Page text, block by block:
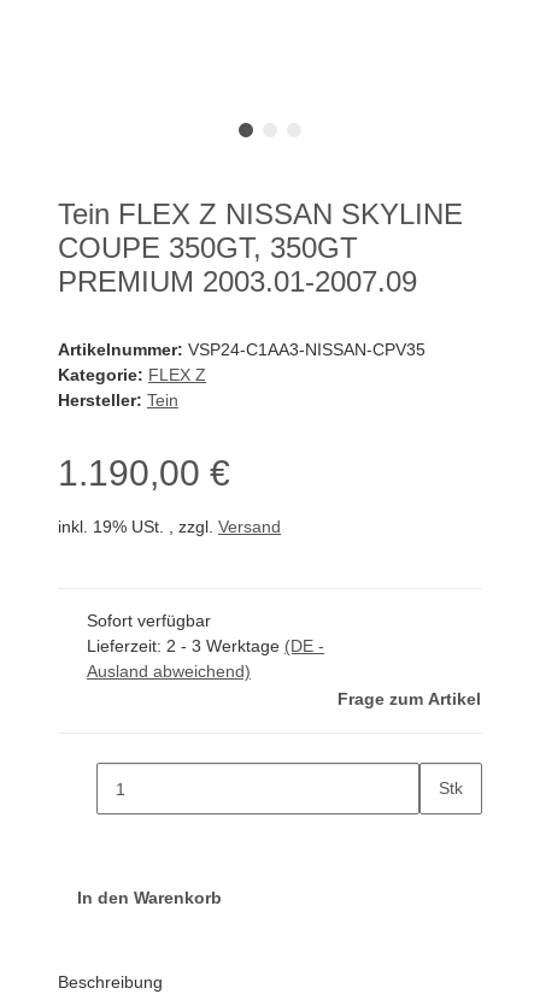
Tein FLEX Z NISSAN SKYLINE
COUPE 350GT, 350GT
PREMIUM 2003.01-2007.09
Artikelnummer: VSP24-C1AA3-NISSAN-CPV35
Kategorie: FLEX Z
Hersteller: Tein
1.190,00 €
inkl. 19% USt. , zzgl. Versand
Sofort verfügbar
Lieferzeit: 2 - 3 Werktage (DE -
Ausland abweichend)
Frage zum Artikel
Stk
In den Warenkorb
Beschreibung